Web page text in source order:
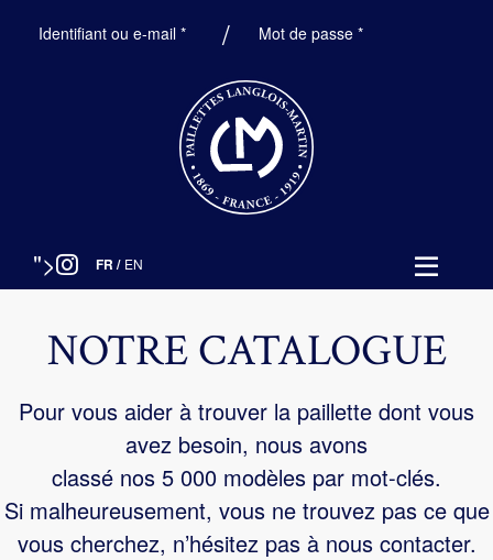
Identifiant ou e-mail *ObligatoireMot de passe*Obligatoire
"> FR / EN
NOTRE CATALOGUE
Pour vous aider à trouver la paillette dont vous
avez besoin, nous avons
classé nos 5 000 modèles par mot-clés.
Si malheureusement, vous ne trouvez pas ce que
vous cherchez, n’hésitez pas à nous contacter.